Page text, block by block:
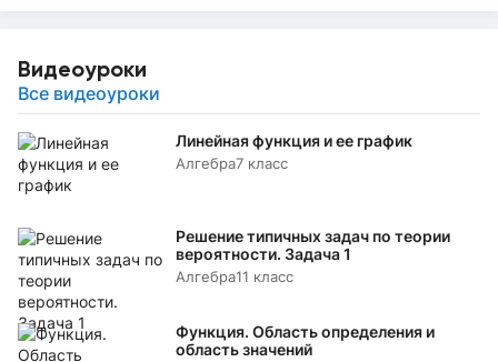
Видеоуроки
Все видеоуроки
Линейная функция и ее график
Алгебра7 класс
Решение типичных задач по теории
вероятности. Задача 1
Алгебра11 класс
Функция. Область определения и
область значений